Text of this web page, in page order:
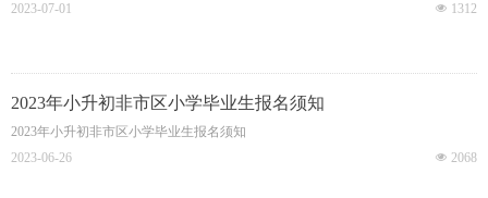
넶 1312
2023-07-01
2023年小升初非市区小学毕业生报名须知
2023年小升初非市区小学毕业生报名须知
넶 2068
2023-06-26